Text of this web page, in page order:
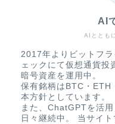
AIととも
AI
2017年よりビットフ
ェックにて仮想通貨投
暗号資産を運用中。
保有銘柄はBTC・ETH
本方針としています。
また、ChatGPTを活
日々継続中。 当サイ